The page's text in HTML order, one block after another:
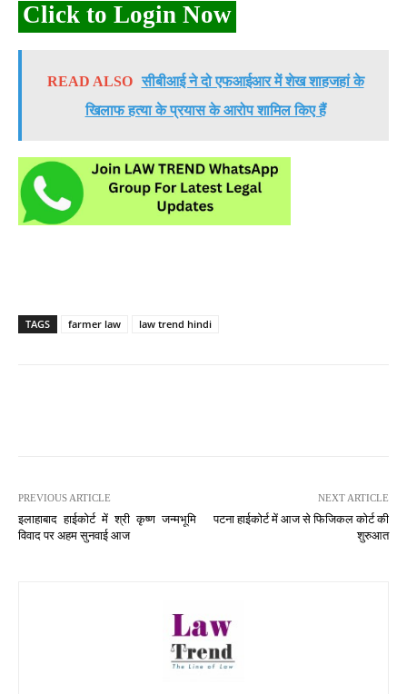
Click to Login Now
READ ALSO सीबीआई ने दो एफआईआर में शेख शाहजहां के
खिलाफ हत्या के प्रयास के आरोप शामिल किए हैं
TAGS farmer law law trend hindi
PREVIOUS ARTICLE
इलाहाबाद हाईकोर्ट में श्री कृष्ण जन्मभूमि
विवाद पर अहम सुनवाई आज
NEXT ARTICLE
पटना हाईकोर्ट में आज से फिजिकल कोर्ट की
शुरुआत